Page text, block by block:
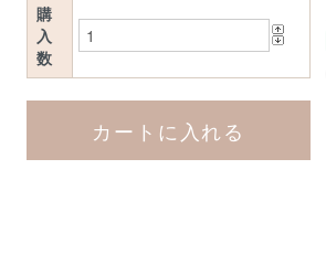
購
入
数